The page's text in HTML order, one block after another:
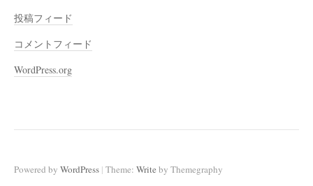
投稿フィード
コメントフィード
WordPress.org
Powered by WordPress | Theme: Write by Themegraphy